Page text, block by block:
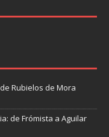
Rubielos de Mora
de Frómista a Aguilar